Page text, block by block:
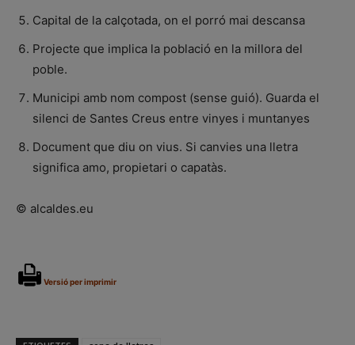
Capital de la calçotada, on el porró mai descansa
Projecte que implica la població en la millora del
poble.
Municipi amb nom compost (sense guió). Guarda el
silenci de Santes Creus entre vinyes i muntanyes
Document que diu on vius. Si canvies una lletra
significa amo, propietari o capatàs.
© alcaldes.eu
Versió per imprimir